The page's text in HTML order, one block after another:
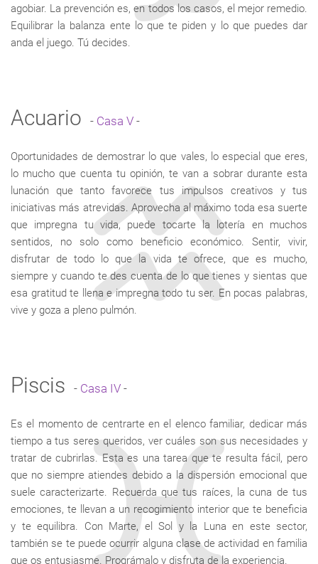
agobiar. La prevención es, en todos los casos, el mejor remedio.
Equilibrar la balanza ente lo que te piden y lo que puedes dar
anda el juego. Tú decides.
Acuario - Casa V -
Oportunidades de demostrar lo que vales, lo especial que eres,
lo mucho que cuenta tu opinión, te van a sobrar durante esta
lunación que tanto favorece tus impulsos creativos y tus
iniciativas más atrevidas. Aprovecha al máximo toda esa suerte
que impregna tu vida, puede tocarte la lotería en muchos
sentidos, no solo como beneficio económico. Sentir, vivir,
disfrutar de todo lo que la vida te ofrece, que es mucho,
siempre y cuando te des cuenta de lo que tienes y sientas que
esa gratitud te llena e impregna todo tu ser. En pocas palabras,
vive y goza a pleno pulmón.
Piscis - Casa IV -
Es el momento de centrarte en el elenco familiar, dedicar más
tiempo a tus seres queridos, ver cuáles son sus necesidades y
tratar de cubrirlas. Esta es una tarea que te resulta fácil, pero
que no siempre atiendes debido a la dispersión emocional que
suele caracterizarte. Recuerda que tus raíces, la cuna de tus
emociones, te llevan a un recogimiento interior que te beneficia
y te equilibra. Con Marte, el Sol y la Luna en este sector,
también se te puede ocurrir alguna clase de actividad en familia
que os entusiasme. Prográmalo y disfruta de la experiencia.